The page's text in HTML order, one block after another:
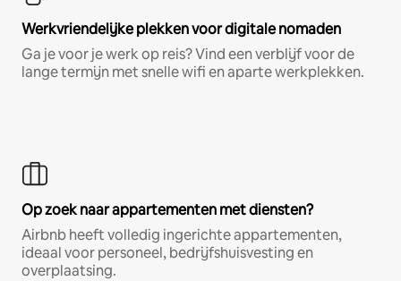
Werkvriendelijke plekken voor digitale nomaden
Ga je voor je werk op reis? Vind een verblijf voor de
lange termijn met snelle wifi en aparte werkplekken.
Op zoek naar appartementen met diensten?
Airbnb heeft volledig ingerichte appartementen,
ideaal voor personeel, bedrijfshuisvesting en
overplaatsing.